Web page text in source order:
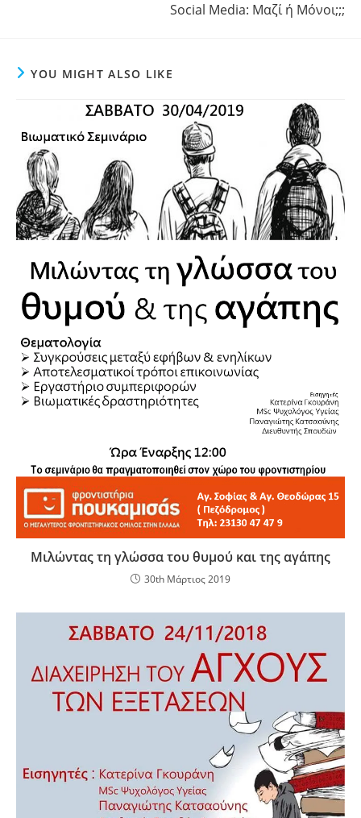
Social Media: Μαζί ή Μόνοι;;;
YOU MIGHT ALSO LIKE
Μιλώντας τη γλώσσα του θυμού και της αγάπης
30th Μάρτιος 2019